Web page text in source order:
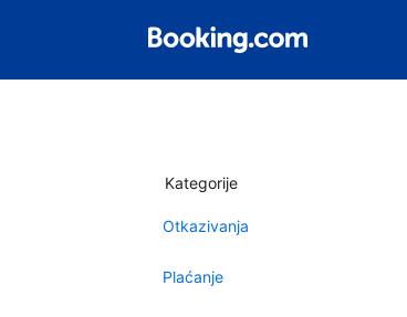
Kategorije
Otkazivanja
Plaćanje